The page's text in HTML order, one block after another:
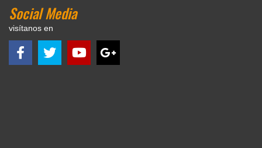
Social Media
visítanos en